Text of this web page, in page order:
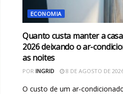
ECONOMIA
Quanto custa manter a
2026 deixando o ar-
as noites
POR INGRID 8 DE AGOSTO DE
O custo de um ar-